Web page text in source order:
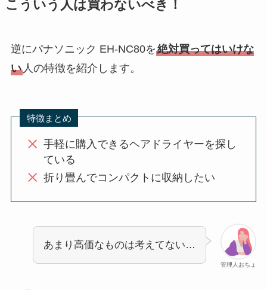
こういう人は買わないべき！
逆にパナソニック EH-NC80を絶対買ってはいけな
い人の特徴を紹介します。
特徴まとめ
手軽に購入できるヘアドライヤーを探し
ている
折り畳んでコンパクトに収納したい
管理人おちょ
あまり高価なものは考えてない…